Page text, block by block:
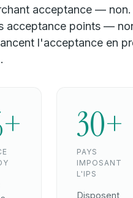
acceptance — non.
acceptance points —
l'acceptance en
30+
PAYS
IMPOSANT
L'IPS
Disposent